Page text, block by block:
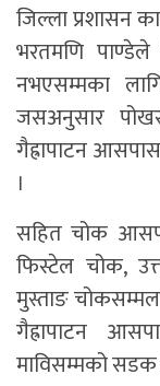
जिल्ला प्रशासन
भरतमणि
नभएसम्मका
जसअनुसार
गैह्रापाटन
।
सहित चोक
फिस्टेल चोक,
मुस्ताङ
गैह्रापाटन
माविसम्मको सडक